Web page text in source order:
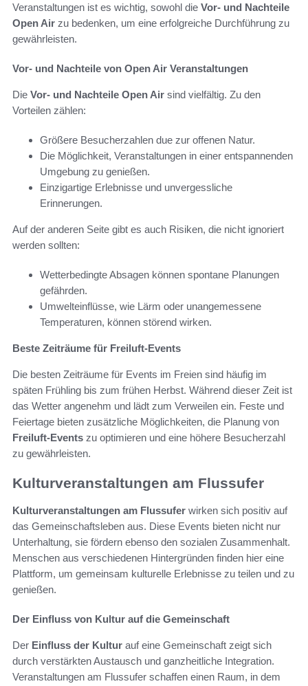
Veranstaltungen ist es wichtig, sowohl die Vor- und Nachteile
Open Air zu bedenken, um eine erfolgreiche Durchführung zu
gewährleisten.
Vor- und Nachteile von Open Air Veranstaltungen
Die Vor- und Nachteile Open Air sind vielfältig. Zu den
Vorteilen zählen:
Größere Besucherzahlen due zur offenen Natur.
Die Möglichkeit, Veranstaltungen in einer entspannenden
Umgebung zu genießen.
Einzigartige Erlebnisse und unvergessliche
Erinnerungen.
Auf der anderen Seite gibt es auch Risiken, die nicht ignoriert
werden sollten:
Wetterbedingte Absagen können spontane Planungen
gefährden.
Umwelteinflüsse, wie Lärm oder unangemessene
Temperaturen, können störend wirken.
Beste Zeiträume für Freiluft-Events
Die besten Zeiträume für Events im Freien sind häufig im
späten Frühling bis zum frühen Herbst. Während dieser Zeit ist
das Wetter angenehm und lädt zum Verweilen ein. Feste und
Feiertage bieten zusätzliche Möglichkeiten, die Planung von
Freiluft-Events zu optimieren und eine höhere Besucherzahl
zu gewährleisten.
Kulturveranstaltungen am Flussufer
Kulturveranstaltungen am Flussufer wirken sich positiv auf
das Gemeinschaftsleben aus. Diese Events bieten nicht nur
Unterhaltung, sie fördern ebenso den sozialen Zusammenhalt.
Menschen aus verschiedenen Hintergründen finden hier eine
Plattform, um gemeinsam kulturelle Erlebnisse zu teilen und zu
genießen.
Der Einfluss von Kultur auf die Gemeinschaft
Der Einfluss der Kultur auf eine Gemeinschaft zeigt sich
durch verstärkten Austausch und ganzheitliche Integration.
Veranstaltungen am Flussufer schaffen einen Raum, in dem